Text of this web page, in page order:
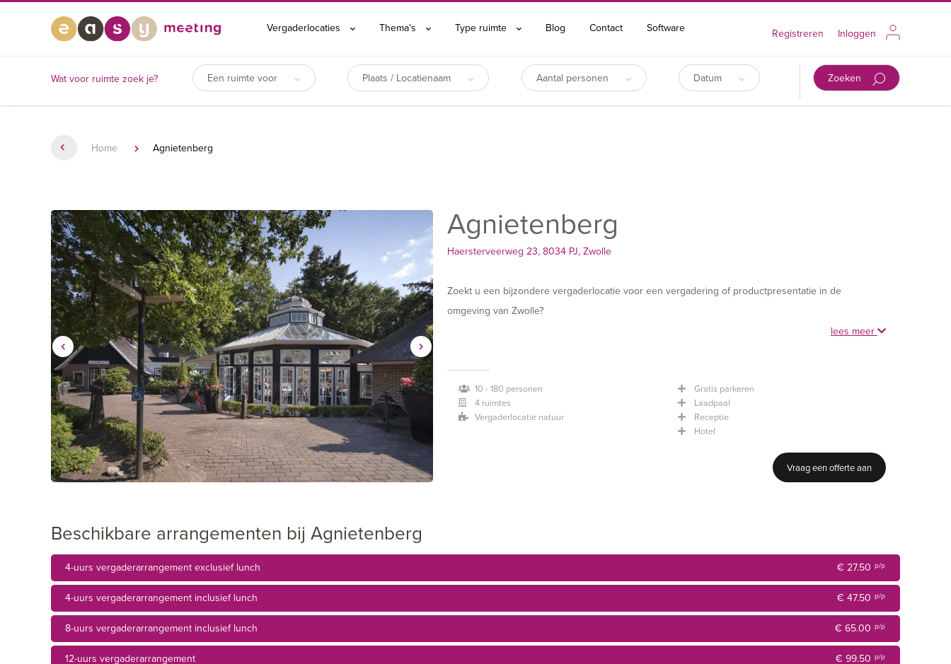
Vergaderlocaties Thema's Type ruimte Blog Contact Software Registreren Inloggen
Wat voor ruimte zoek je? Een ruimte voor Plaats / Locatienaam Aantal personen Datum Zoeken
Home Agnietenberg
Agnietenberg
Haersterveerweg 23, 8034 PJ, Zwolle
Zoekt u een bijzondere vergaderlocatie voor een vergadering of productpresentatie in de
omgeving van Zwolle?
flexibel naar uw wens in te richten. Naast een plenaire zaal beschikken wij ook over verschillende
kleinere ruimtes.
De laatste jaren is er geïnvesteerd in de juiste technische vergaderfaciliteiten als: beamer, scherm,
van vroeg tot laat, is dit dé plek voor een informele of formele invulling van uw programma.
lees meer
10 - 180 personen
4 ruimtes
Vergaderlocatie natuur
Gratis parkeren
Laadpaal
Receptie
Hotel
Vraag een offerte aan
Beschikbare arrangementen bij Agnietenberg
4-uurs vergaderarrangement exclusief lunch € 27.50 p/p
4-uurs vergaderarrangement inclusief lunch € 47.50 p/p
8-uurs vergaderarrangement inclusief lunch € 65.00 p/p
12-uurs vergaderarrangement € 99.50 p/p